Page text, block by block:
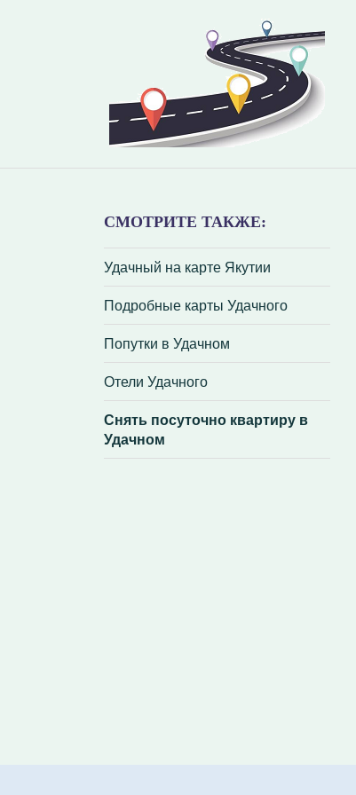
СМОТРИТЕ ТАКЖЕ:
Удачный на карте Якутии
Подробные карты Удачного
Попутки в Удачном
Отели Удачного
Снять посуточно квартиру в
Удачном